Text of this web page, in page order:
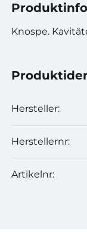
Knospe.
Hersteller:
Herstellernr:
Artikelnr: